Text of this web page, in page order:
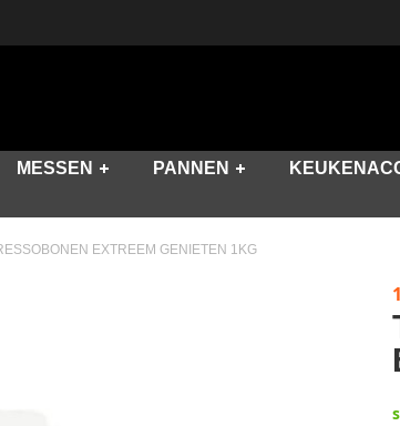
MESSEN PANNEN
EXTREEM GENIETEN 1KG